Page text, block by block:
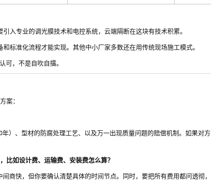
专业的调光膜技术和电控系统，云端隔断在这块有技术积累。
准化流程才能实现。其他中小厂家多数还在用传统现场施工模式。
，不是自吹自擂。
案：
）、型材的防腐处理工艺、以及万一出现质量问题的赔偿机制。如果对方
比如设计费、运输费、安装费怎么算？
商快，但你要确认清楚具体的时间节点。同时，要把所有费用都问透彻，